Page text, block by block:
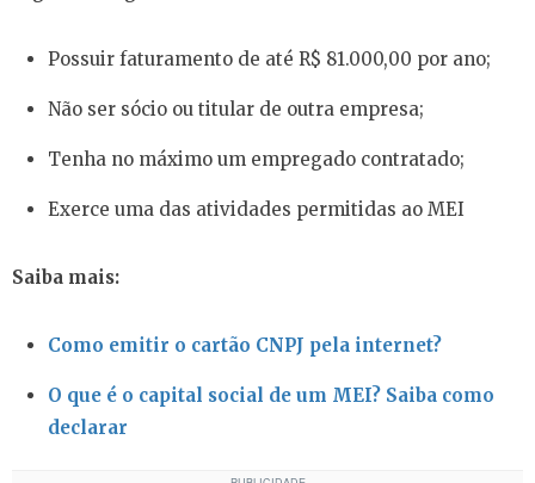
Possuir faturamento de até R$ 81.000,00 por ano;
Não ser sócio ou titular de outra empresa;
Tenha no máximo um empregado contratado;
Exerce uma das atividades permitidas ao MEI
Saiba mais:
Como emitir o cartão CNPJ pela internet?
O que é o capital social de um MEI? Saiba como
declarar